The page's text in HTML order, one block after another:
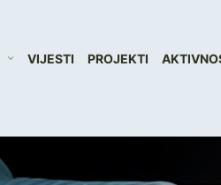
VIJESTI PROJEKTI